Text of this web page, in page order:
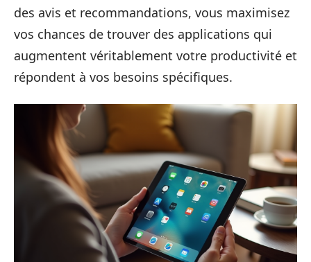
des avis et recommandations, vous maximisez
vos chances de trouver des applications qui
augmentent véritablement votre productivité et
répondent à vos besoins spécifiques.